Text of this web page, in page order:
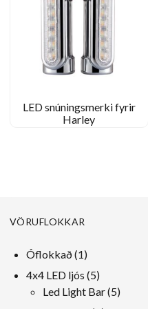
LED snúningsmerki fyrir
Harley
VÖRUFLOKKAR
Óflokkað 11
Vara
4x4 LED ljós 55
vörur
Led Light Bar 55